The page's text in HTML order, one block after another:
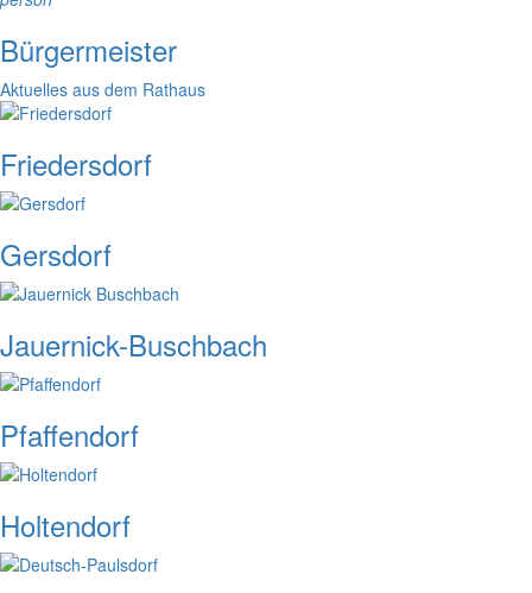
Bürgermeister
Aktuelles aus dem Rathaus
Friedersdorf
Gersdorf
Jauernick-Buschbach
Pfaffendorf
Holtendorf